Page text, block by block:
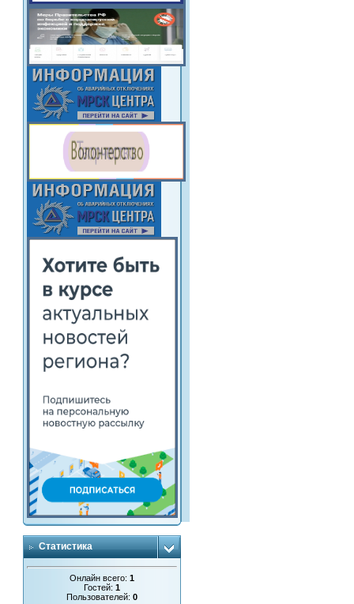
Статистика
Онлайн всего:1
Гостей:1
Пользователей:0